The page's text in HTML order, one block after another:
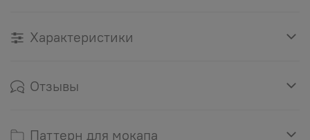
Характеристики
Отзывы
Паттерн для мокапа